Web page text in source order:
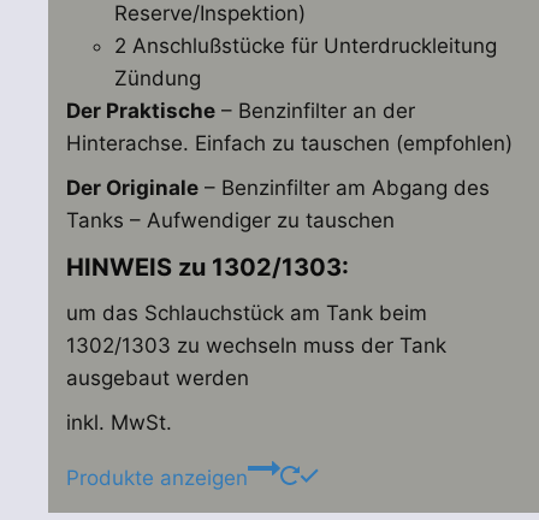
Reserve/Inspektion)
2 Anschlußstücke für Unterdruckleitung
Zündung
Der Praktische – Benzinfilter an der
Hinterachse. Einfach zu tauschen (empfohlen)
Der Originale – Benzinfilter am Abgang des
Tanks – Aufwendiger zu tauschen
HINWEIS zu 1302/1303:
um das Schlauchstück am Tank beim
1302/1303 zu wechseln muss der Tank
ausgebaut werden
inkl. MwSt.
Produkte anzeigen